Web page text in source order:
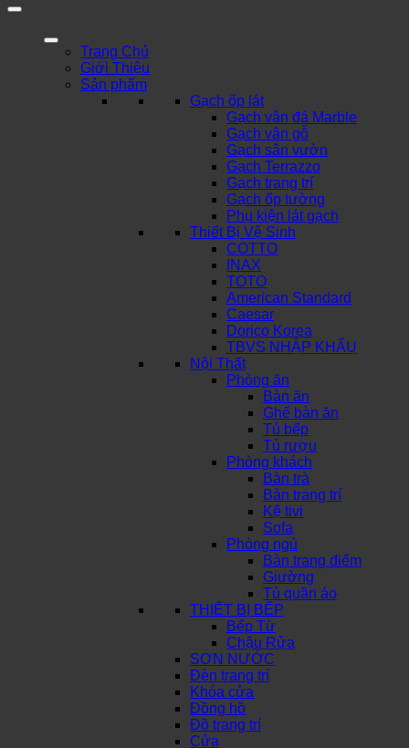
Trang Chủ
Giới Thiệu
Sản phẩm
Gạch ốp lát
Gạch vân đá Marble
Gạch vân gỗ
Gạch sân vườn
Gạch Terrazzo
Gạch trang trí
Gạch ốp tường
Phụ kiện lát gạch
Thiết Bị Vệ Sinh
COTTO
INAX
TOTO
American Standard
Caesar
Dorico Korea
TBVS NHẬP KHẨU
Nội Thất
Phòng ăn
Bàn ăn
Ghế bàn ăn
Tủ bếp
Tủ rượu
Phòng khách
Bàn trà
Bàn trang trí
Kệ tivi
Sofa
Phòng ngủ
Bàn trang điểm
Giường
Tủ quần áo
THIẾT BỊ BẾP
Bếp Từ
Chậu Rửa
SƠN NƯỚC
Đèn trang trí
Khóa cửa
Đồng hồ
Đồ trang trí
Cửa